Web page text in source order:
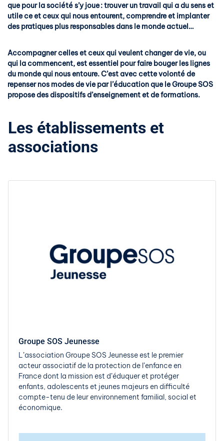
que pour la société s’y joue : trouver un travail qui a du sens et
utile ce et ceux qui nous entourent, comprendre et implanter
des pratiques plus responsables dans le monde actuel…
Accompagner celles et ceux qui veulent changer de vie, ou
qui la commencent, est essentiel pour faire bouger les lignes
du monde qui nous entoure. C’est avec cette volonté de
repenser nos modes de vie par l’éducation que le Groupe SOS
propose des dispositifs d’enseignement et de formations.
Les établissements et
associations
Groupe SOS Jeunesse
L’association Groupe SOS Jeunesse est le premier
acteur associatif de la protection de l’enfance en
France dont la mission est d’éduquer et protéger
enfants, adolescents et jeunes majeurs en difficulté
compte-tenu de leur environnement familial, social et
économique.